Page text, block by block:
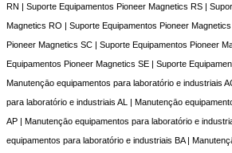
RN | Suporte Equipamentos Pioneer Magnetics RS |
Magnetics RO | Suporte Equipamentos Pioneer
Pioneer Magnetics SC | Suporte Equipamentos Pioneer
Equipamentos Pioneer Magnetics SE | Suporte
Manutençāo equipamentos para laboratório e industriais
para laboratório e industriais AL | Manutençāo
AP | Manutençāo equipamentos para laboratório e
equipamentos para laboratório e industriais BA |